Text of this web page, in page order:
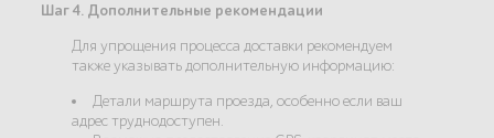
Шаг 4. Дополнительные рекомендации
Для упрощения процесса доставки рекомендуем
также указывать дополнительную информацию:
Детали маршрута проезда, особенно если ваш
адрес труднодоступен.